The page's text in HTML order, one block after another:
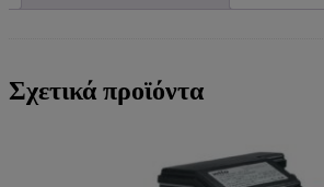
Σχετικά προϊόντα